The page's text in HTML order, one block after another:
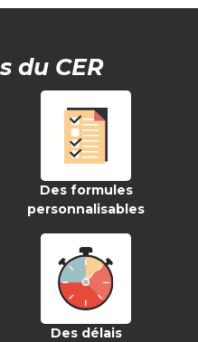
du CER
Des formules
personnalisables
Des délais